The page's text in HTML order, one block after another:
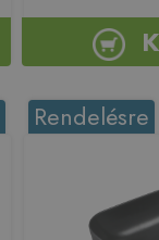
Rendelésre